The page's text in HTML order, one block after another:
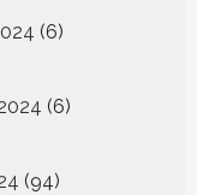
66
6
producten
9494